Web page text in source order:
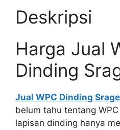
Deskripsi
Harga Jual
Dinding
Jual WPC Dinding
belum tahu tentang
lapisan dinding hanya